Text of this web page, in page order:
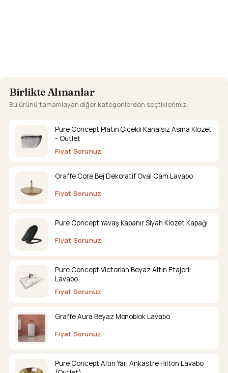
Birlikte Alınanlar
Bu ürünü tamamlayan diğer kategorilerden seçtiklerimiz.
Pure Concept Platin Çiçekli Kanalsız Asma Klozet
- Outlet
Fiyat Sorunuz
Graffe Core Bej Dekoratif Oval Cam Lavabo
Fiyat Sorunuz
Pure Concept Yavaş Kapanır Siyah Klozet Kapağı
Fiyat Sorunuz
Pure Concept Victorian Beyaz Altın Etajerli
Lavabo
Fiyat Sorunuz
Graffe Aura Beyaz Monoblok Lavabo
Fiyat Sorunuz
Pure Concept Altın Yarı Ankastre Hilton Lavabo